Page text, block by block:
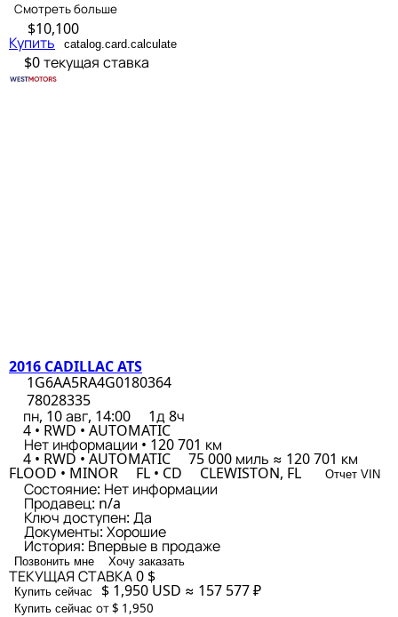
Смотреть больше
$10,100
Купить catalog.card.calculate
$0текущая ставка
2016 CADILLAC ATS
1G6AA5RA4G0180364
78028335
пн, 10 авг, 14:00
1д 8ч
4 • RWD • AUTOMATIC
Нет информации • 120 701 км
4 • RWD • AUTOMATIC 75 000 миль ≈ 120 701 км
FLOOD • MINOR FL • CD CLEWISTON, FL Отчет VIN
Состояние: Нет информации
Продавец: n/a
Ключ доступен: Да
Документы: Хорошие
История: Впервые в продаже
Позвонить мне Хочу заказать
ТЕКУЩАЯ СТАВКА0 $
Купить сейчас $ 1,950 USD ≈ 157 577 ₽
Купить сейчас от $ 1,950